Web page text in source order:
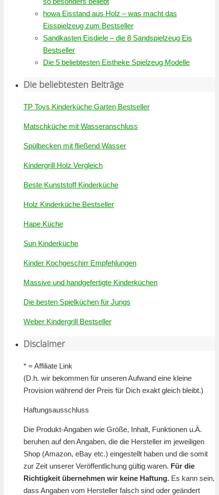
howa Eisstand aus Holz – was macht das
Eisspielzeug zum Bestseller
Sandkasten Eisdiele – die 8 Sandspielzeug Eis
Bestseller
Die 5 beliebtesten Eistheke Spielzeug Modelle
Die beliebtesten Beiträge
TP Toys Kinderküche Garten Bestseller
Matschküche mit Wasseranschluss
Spülbecken mit fließend Wasser
Kindergrill Holz Vergleich
Beste Kunststoff Kinderküche
Holz Kinderküche Bestseller
Hape Küche
Sun Kinderküche
Kinder Kochgeschirr Empfehlungen
Massive und handgefertigte Kinderküchen
Die besten Spielküchen für Jungs
Weber Kindergrill Bestseller
Disclaimer
* = Affiliate Link
(D.h. wir bekommen für unseren Aufwand eine kleine
Provision während der Preis für Dich exakt gleich bleibt.)
Haftungsausschluss
Die Produkt-Angaben wie Größe, Inhalt, Funktionen u.Ä.
beruhen auf den Angaben, die die Hersteller im jeweiligen
Shop (Amazon, eBay etc.) eingestellt haben und die somit
zur Zeit unserer Veröffentlichung gültig waren. Für die
Richtigkeit übernehmen wir keine Haftung. Es kann sein,
dass Angaben vom Hersteller falsch sind oder geändert